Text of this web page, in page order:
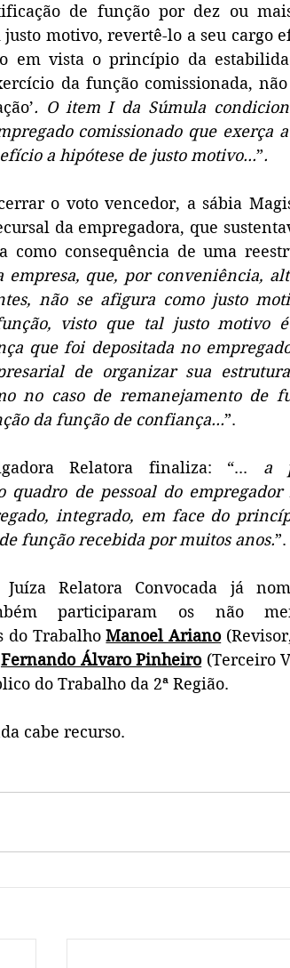
de função por dez ou
justo motivo, revertê-lo a seu cargo
em vista o princípio da
da função comissionada,
. O item I da Súmula
comissionado que exerça
a hipótese de justo motivo...”.
o voto vencedor, a sábia
da empregadora, que
como consequência de uma
empresa, que, por conveniência,
não se afigura como justo
visto que tal justo motivo
que foi depositada no
de organizar sua
no caso de remanejamento de
da função de confiança...”.
Relatora finaliza: “... a
quadro de pessoal do
integrado, em face do
função recebida por muitos anos.”.
Relatora Convocada já
participaram os não
do Trabalho Manoel Ariano
Fernando Álvaro Pinheiro (Terceiro
do Trabalho da 2ª Região.
cabe recurso.